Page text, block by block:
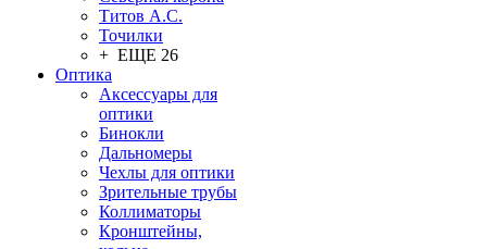
Титов А.С.
Точилки
+ ЕЩЕ 26
Оптика
Аксессуары для
оптики
Бинокли
Дальномеры
Чехлы для оптики
Зрительные трубы
Коллиматоры
Кронштейны,